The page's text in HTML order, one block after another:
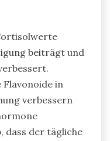
beiträgt und
Flavonoide in
verbessern
dass der tägliche